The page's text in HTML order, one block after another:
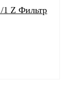
1 Z Фильтр